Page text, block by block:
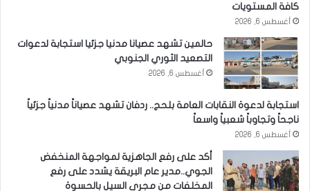
كافة المستويات
أغسطس 6, 2026
حالمين تشهد عصيانا مدنيا جزئيا استجابة لدعوات
التصعيد الثوري الجنوبي
أغسطس 6, 2026
استجابة لدعوة النقابات العامة بلحج.. ردفان تشهد عصياناً مدنياً جزئياً
ناجحاً وتجاوباً شعبياً واسعاً
أغسطس 6, 2026
أكد على رفع الجاهزية لمواجهة المنخفض
الجوي..مدير عام البريقة يشدد على رفع
المخلفات من مجرى السيل بالحسوة